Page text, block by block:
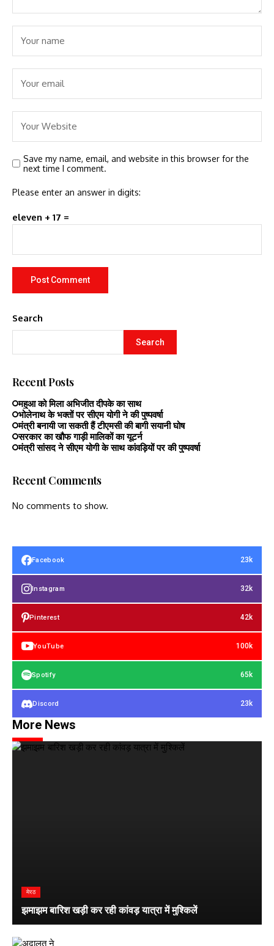
Save my name, email, and website in this browser for the
next time I comment.
Please enter an answer in digits:
eleven + 17 =
Search
Search
Recent Posts
महुआ को मिला अभिजीत दीपके का साथ
भोलेनाथ के भक्तों पर सीएम योगी ने की पुष्पवर्षा
मंत्री बनायी जा सकती हैं टीएमसी की बागी सयानी घोष
सरकार का खौफ गाड़ी मालिकों का यूटर्न
मंत्री सांसद ने सीएम योगी के साथ कांवड़ियों पर की पुष्पवर्षा
Recent Comments
No comments to show.
Facebook 23k
Instagram 32k
Pinterest 42k
YouTube 100k
Spotify 65k
Discord 23k
More News
मेरठ
झमाझम बारिश खड़ी कर रही कांवड़ यात्रा में मुश्किलें